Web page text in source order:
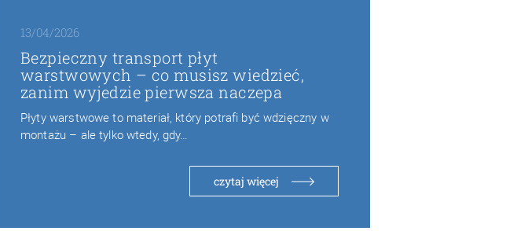
13/04/2026
Bezpieczny transport płyt
warstwowych – co musisz wiedzieć,
zanim wyjedzie pierwsza naczepa
Płyty warstwowe to materiał, który potrafi być wdzięczny w
montażu – ale tylko wtedy, gdy…
czytaj więcej